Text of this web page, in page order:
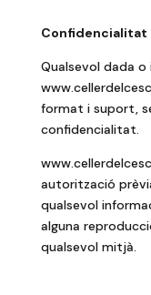
Confidencialitat
Qualsevol dada o
format i suport,
confidencialitat.
autorització
qualsevol
alguna
qualsevol mitjà.